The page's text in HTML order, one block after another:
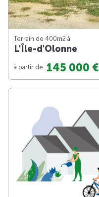
Terrain de 400m2 à
L'Île-d'Olonne
à partir de 145 000 €